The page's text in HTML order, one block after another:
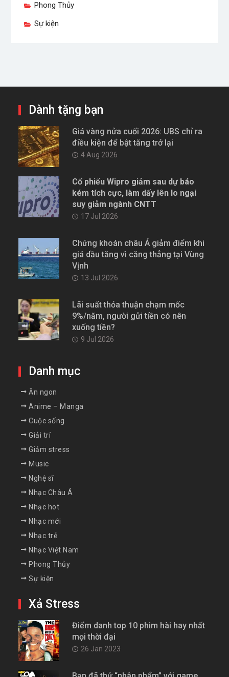
Phong Thủy
Sự kiện
Dành tặng bạn
Giá vàng nửa cuối 2026: UBS chỉ ra
điều kiện để bật tăng trở lại
4 Aug 2026
Cổ phiếu Wipro giảm sau dự báo
kém tích cực, làm dấy lên lo ngại
suy giảm ngành CNTT
17 Jul 2026
Chứng khoán châu Á giảm điểm khi
giá dầu tăng vì căng thẳng tại Vùng
Vịnh
13 Jul 2026
Lãi suất thỏa thuận chạm mốc
9%/năm, người gửi tiền có nên
xuống tiền?
9 Jul 2026
Danh mục
Ăn ngon
Anime – Manga
Cuộc sống
Giải trí
Giảm stress
Music
Nghệ sĩ
Nhạc Châu Á
Nhạc hot
Nhạc mới
Nhạc trẻ
Nhạc Việt Nam
Phong Thủy
Sự kiện
Xả Stress
Điểm danh top 10 phim hài hay nhất
mọi thời đại
26 Jan 2023